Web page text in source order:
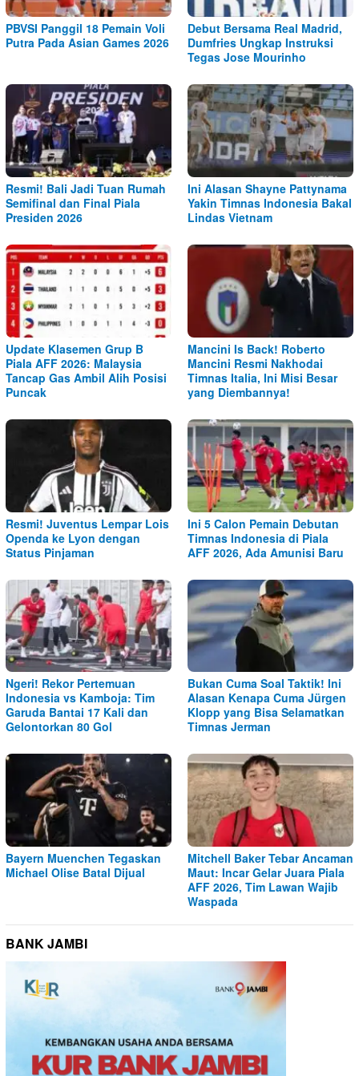
PBVSI Panggil 18 Pemain Voli
Putra Pada Asian Games 2026
Debut Bersama Real Madrid,
Dumfries Ungkap Instruksi
Tegas Jose Mourinho
Resmi! Bali Jadi Tuan Rumah
Semifinal dan Final Piala
Presiden 2026
Ini Alasan Shayne Pattynama
Yakin Timnas Indonesia Bakal
Lindas Vietnam
Update Klasemen Grup B
Piala AFF 2026: Malaysia
Tancap Gas Ambil Alih Posisi
Puncak
Mancini Is Back! Roberto
Mancini Resmi Nakhodai
Timnas Italia, Ini Misi Besar
yang Diembannya!
Resmi! Juventus Lempar Lois
Openda ke Lyon dengan
Status Pinjaman
Ini 5 Calon Pemain Debutan
Timnas Indonesia di Piala
AFF 2026, Ada Amunisi Baru
Ngeri! Rekor Pertemuan
Indonesia vs Kamboja: Tim
Garuda Bantai 17 Kali dan
Gelontorkan 80 Gol
Bukan Cuma Soal Taktik! Ini
Alasan Kenapa Cuma Jürgen
Klopp yang Bisa Selamatkan
Timnas Jerman
Bayern Muenchen Tegaskan
Michael Olise Batal Dijual
Mitchell Baker Tebar Ancaman
Maut: Incar Gelar Juara Piala
AFF 2026, Tim Lawan Wajib
Waspada
BANK JAMBI